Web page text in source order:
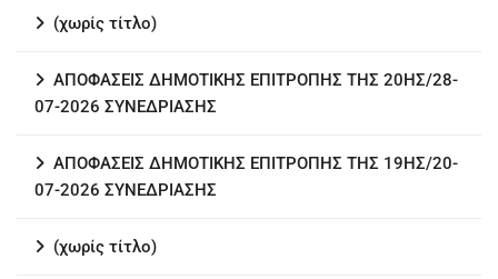
(χωρίς τίτλο)
ΑΠΟΦΑΣΕΙΣ ΔΗΜΟΤΙΚΗΣ ΕΠΙΤΡΟΠΗΣ ΤΗΣ 20ΗΣ/28-
07-2026 ΣΥΝΕΔΡΙΑΣΗΣ
ΑΠΟΦΑΣΕΙΣ ΔΗΜΟΤΙΚΗΣ ΕΠΙΤΡΟΠΗΣ ΤΗΣ 19ΗΣ/20-
07-2026 ΣΥΝΕΔΡΙΑΣΗΣ
(χωρίς τίτλο)